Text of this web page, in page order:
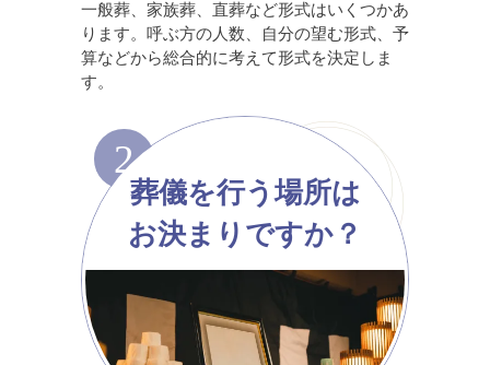
一般葬、家族葬、直葬など形式はいくつかあ
ります。呼ぶ方の人数、自分の望む形式、予
算などから総合的に考えて形式を決定しま
す。
2
葬儀を行う場所は
お決まりですか？